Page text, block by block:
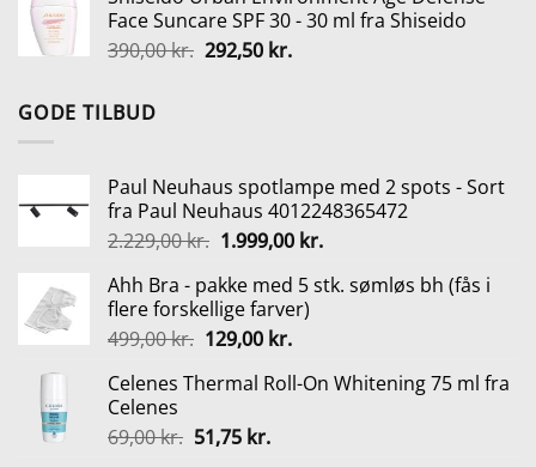
var:
129,95 kr..
er:
126,95 kr..
Face Suncare SPF 30 - 30 ml fra Shiseido
390,00kr. Den
292,50 kr.Den
GODE TILBUD
Paul Neuhaus spotlampe med 2 spots - Sort
fra Paul Neuhaus 4012248365472
2.229,00kr. Den
pris
var:
2.229,00 kr..
1.999,00 kr.Den
pris
Ahh Bra - pakke med 5 stk. sømløs bh (fås i
flere forskellige farver)
499,00kr. Den
pris
499,00 kr..
129,00 kr.Den
pris
Celenes Thermal Roll-On Whitening 75 ml fra
Celenes
69,00kr. Den
51,75 kr.Den